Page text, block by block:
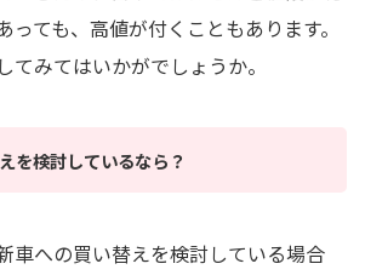
っても、高値が付くこともあります。
てみてはいかがでしょうか。
を検討しているなら？
車への買い替えを検討している場合